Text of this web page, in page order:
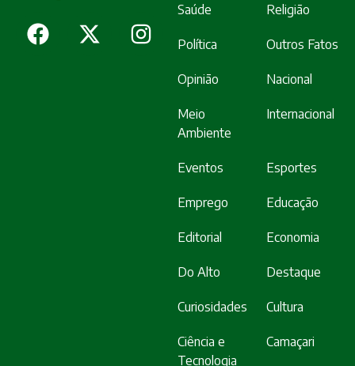
Saúde Religião
Política Outros Fatos
Opinião Nacional
Meio
Ambiente
Internacional
Eventos Esportes
Emprego Educação
Editorial Economia
Do Alto Destaque
Curiosidades Cultura
Ciência e
Tecnologia
Camaçari